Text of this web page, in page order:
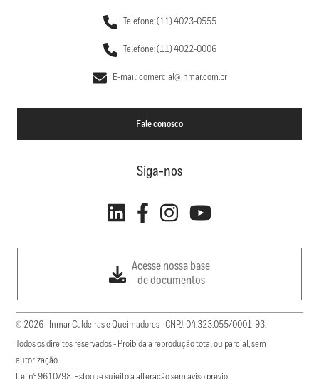
Telefone: (11) 4023-0555
Telefone: (11) 4022-0006
E-mail: comercial@inmar.com.br
Fale conosco
Siga-nos
Acesse nossa base
de documentos
© 2026 - Inmar Caldeiras e Queimadores - CNPJ: 04.323.055/0001-93.
Todos os direitos reservados - Proibida a reprodução total ou parcial, sem
autorização.